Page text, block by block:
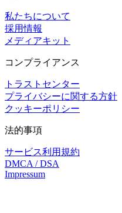
私たちについて
採用情報
メディアキット
コンプライアンス
トラストセンター
プライバシーに関する方針
クッキーポリシー
法的事項
サービス利用規約
DMCA / DSA
Impressum